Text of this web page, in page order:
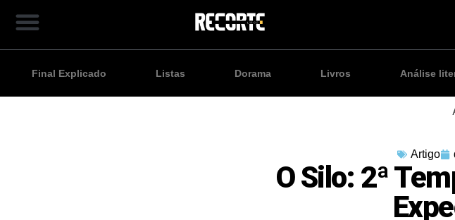
Final Explicado Listas Dorama Livros Análise
Artigo
O Silo: 2ª